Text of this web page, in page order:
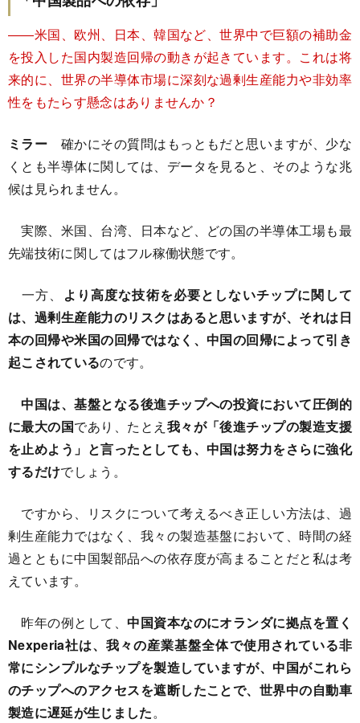
――米国、欧州、日本、韓国など、世界中で巨額の補助金
を投入した国内製造回帰の動きが起きています。これは将
来的に、世界の半導体市場に深刻な過剰生産能力や非効率
性をもたらす懸念はありませんか？
ミラー 確かにその質問はもっともだと思いますが、少な
くとも半導体に関しては、データを見ると、そのような兆
候は見られません。
実際、米国、台湾、日本など、どの国の半導体工場も最
先端技術に関してはフル稼働状態です。
一方、
より高度な技術を必要としないチップに関して
は、過剰生産能力のリスクはあると思いますが、それは日
本の回帰や米国の回帰ではなく、中国の回帰によって引き
起こされているのです。
中国は、基盤となる後進チップへの投資において圧倒的
に最大の国であり、たとえ 我々が「後進チップの製造支援
を止めよう」と言ったとしても、中国は努力をさらに強化
するだけでしょう。
ですから、リスクについて考えるべき正しい方法は、過
剰生産能力ではなく、我々の製造基盤において、時間の経
過とともに中国製部品への依存度が高まることだと私は考
えています。
昨年の例として、中国資本なのにオランダに拠点を置く
Nexperia社は、我々の産業基盤全体で使用されている非
常にシンプルなチップを製造していますが、中国がこれら
のチップへのアクセスを遮断したことで、世界中の自動車
製造に遅延が生じました。